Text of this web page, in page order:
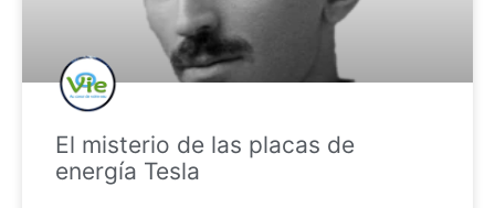
El misterio de las placas de
energía Tesla